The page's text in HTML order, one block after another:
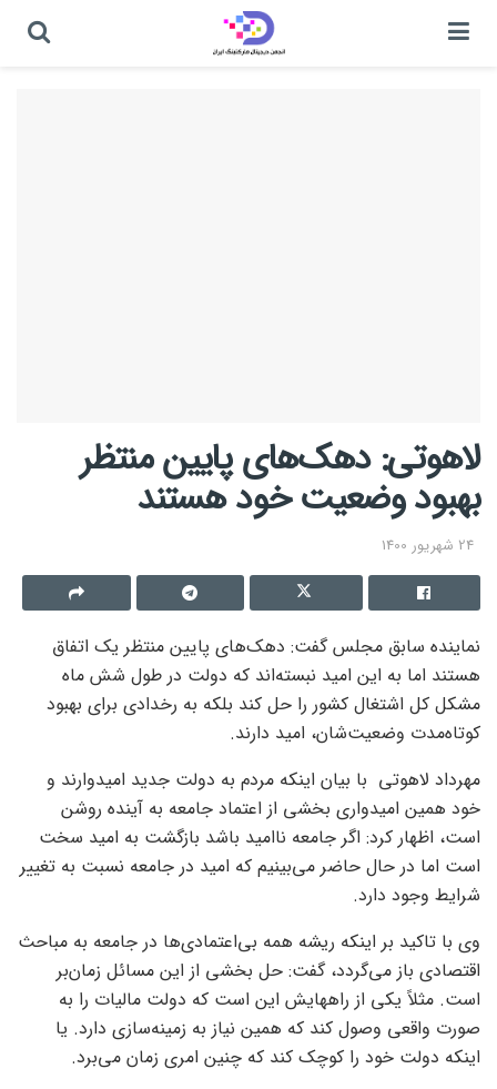
لاهوتی: دهک‌های پایین منتظر
بهبود وضعیت خود هستند
24 شهریور 1400
نماینده سابق مجلس گفت: دهک‌های پایین منتظر یک اتفاق
هستند اما به این امید نبسته‌اند که دولت در طول شش ماه
مشکل کل اشتغال کشور را حل کند بلکه به رخدادی برای بهبود
کوتاه‌مدت وضعیت‌شان، امید دارند.
مهرداد لاهوتی با بیان اینکه مردم به دولت جدید امیدوارند و
خود همین امیدواری بخشی از اعتماد جامعه به آینده روشن
است، اظهار کرد: اگر جامعه ناامید باشد بازگشت به امید سخت
است اما در حال حاضر می‌بینیم که امید در جامعه نسبت به تغییر
شرایط وجود دارد.
وی با تاکید بر اینکه ریشه همه بی‌اعتمادی‌ها در جامعه به مباحث
اقتصادی باز می‌گردد، گفت: حل بخشی از این مسائل زمان‌بر
است. مثلاً یکی از راههایش این است که دولت مالیات را به
صورت واقعی وصول کند که همین نیاز به زمینه‌سازی دارد. یا
اینکه دولت خود را کوچک کند که چنین امری زمان می‌برد.